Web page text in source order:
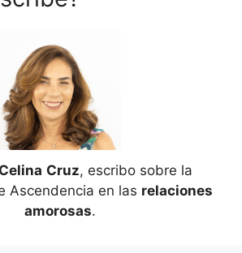
Cruz, escribo sobre la
Ascendencia en las relaciones
amorosas.